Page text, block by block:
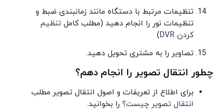
تنظیمات مرتبط با دستگاه مانند زمانبندی ضبط و
تنظیمات نور را انجام دهید (مطلب کامل تنظیم
کردن DVR
)
تصاویر را به مشتری تحویل دهید.
چطور انتقال تصویر را انجام دهم؟
برای اطلاع از تعریفات و اصول انتقال تصویر مطلب
انتقال تصویر چیست؟ را بخوانید.